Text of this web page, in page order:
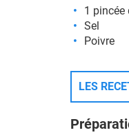
1 pincée
Sel
Poivre
LES